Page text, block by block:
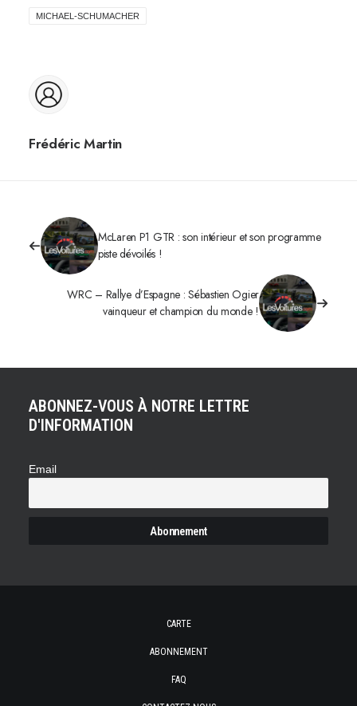
MICHAEL-SCHUMACHER
Frédéric Martin
McLaren P1 GTR : son intérieur et son programme
piste dévoilés !
WRC – Rallye d’Espagne : Sébastien Ogier
vainqueur et champion du monde !
ABONNEZ-VOUS À NOTRE LETTRE
D'INFORMATION
Email
CARTE
ABONNEMENT
FAQ